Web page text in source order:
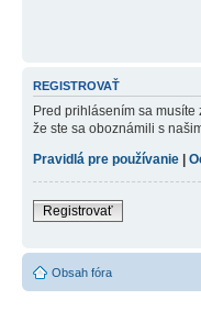
REGISTROVAŤ
Pred prihlásením sa
že ste sa oboznámili s
Pravidlá pre používanie
Registrovať
Obsah fóra